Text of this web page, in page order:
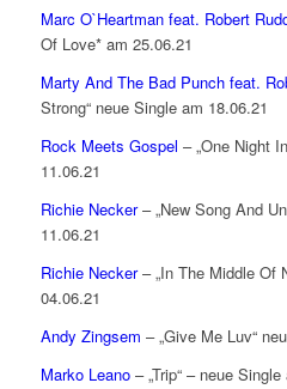
Marc O`Heartman feat. Robert
Of Love* am 25.06.21
Marty And The Bad Punch feat.
Strong“ neue Single am 18.06.21
Rock Meets Gospel – „One Night
11.06.21
Richie Necker– „New Song And
11.06.21
Richie Necker– „In The Middle Of
04.06.21
Andy Zingsem – „Give Me Luv“
Marko Leano– „Trip“ – neue